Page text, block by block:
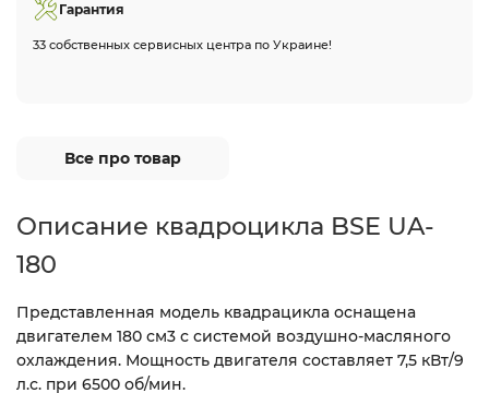
Гарантия
33 собственных сервисных центра по Украине!
Все про товар
Описание квадроцикла BSE UA-
180
Представленная модель квадрацикла оснащена
двигателем 180 см3 с системой воздушно-масляного
охлаждения. Мощность двигателя составляет 7,5 кВт/9
л.с. при 6500 об/мин.